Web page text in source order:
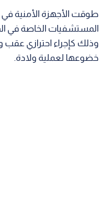
طوقت الأجهزة الأمنية
المستشفيات الخاصة في
وذلك كإجراء احترازي
خضوعها لعملية ولادة.